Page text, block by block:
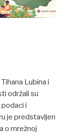
Lubina i
održali su
i
je predstavljen
o mrežnoj